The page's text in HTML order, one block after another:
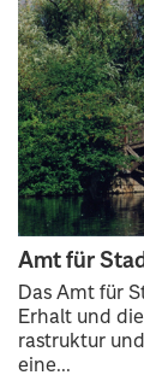
Amt für
Das Amt für
Erhalt und
rastruktur
eine...